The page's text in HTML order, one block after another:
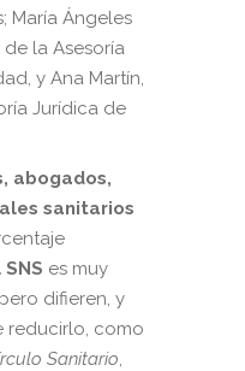
María Ángeles
la Asesoría
y Ana Martín,
Jurídica de
abogados,
sanitarios
es muy
difieren, y
reducirlo, como
Sanitario,